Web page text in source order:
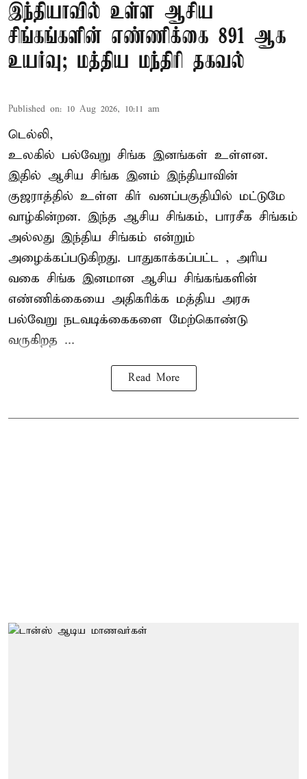
இந்தியாவில் உள்ள ஆசிய
சிங்கங்களின் எண்ணிக்கை 891 ஆக
உயர்வு; மத்திய மந்திரி தகவல்
Published on: 10 Aug 2026, 10:11 am
டெல்லி,
உலகில் பல்வேறு சிங்க இனங்கள் உள்ளன.
இதில் ஆசிய சிங்க இனம் இந்தியாவின்
குஜராத்தில் உள்ள கிர் வனப்பகுதியில் மட்டுமே
வாழ்கின்றன. இந்த ஆசிய சிங்கம், பாரசீக சிங்கம்
அல்லது இந்திய சிங்கம் என்றும்
அழைக்கப்படுகிறது. பாதுகாக்கப்பட்ட , அரிய
வகை சிங்க இனமான ஆசிய சிங்கங்களின்
எண்ணிக்கையை அதிகரிக்க மத்திய அரசு
பல்வேறு நடவடிக்கைகளை மேற்கொண்டு
வருகிறத ...
Read More